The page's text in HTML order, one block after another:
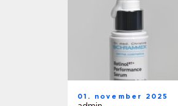
01. november 2025